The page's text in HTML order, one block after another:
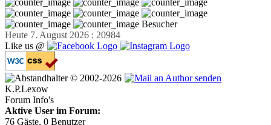
Besucher
Heute 7. August 2026 : 20984
Like us @
© 2002-2026
K.P.Lexow
Forum Info's
Aktive User im Forum:
76 Gäste, 0 Benutzer